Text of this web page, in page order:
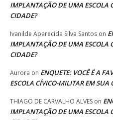
IMPLANTAÇÃO DE UMA ESCOLA
CIDADE?
Ivanilde Aparecida Silva Santos on
IMPLANTAÇÃO DE UMA ESCOLA
CIDADE?
Aurora on ENQUETE: VOCÊ É A
ESCOLA CÍVICO-MILITAR EM SUA
THIAGO DE CARVALHO ALVES on
IMPLANTAÇÃO DE UMA ESCOLA